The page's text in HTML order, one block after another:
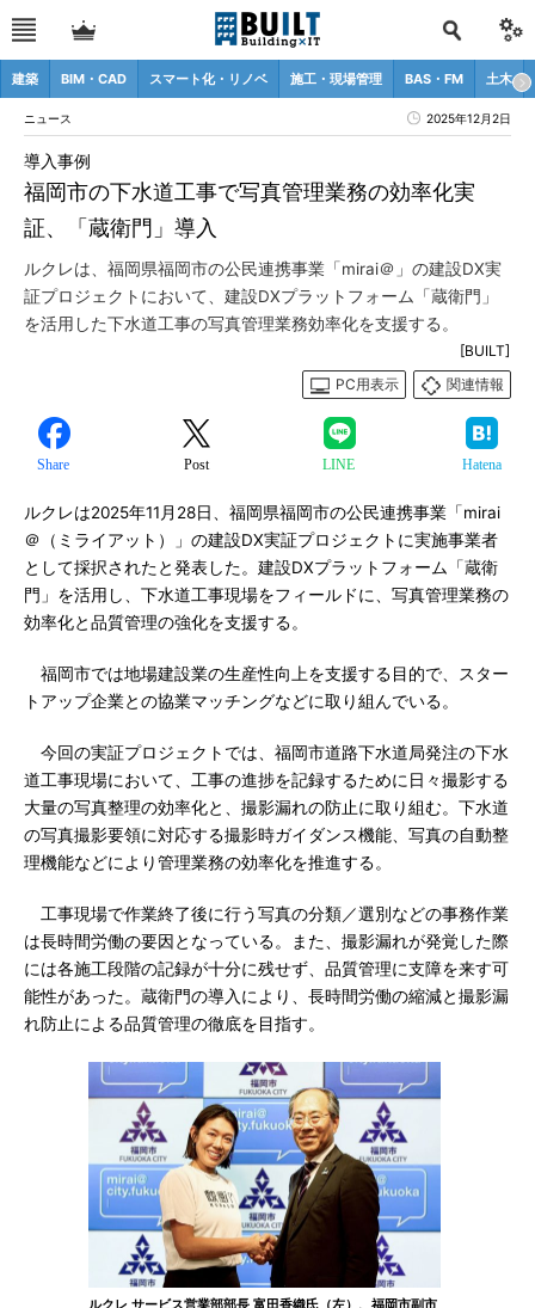
建築 BIM・CAD スマート化・リノベ 施工・現場管理 BAS・FM 土木
ニュース 2025年12月2日
福岡市の下水道工事で写真管理業務の効率化実
証、「蔵衛門」導入
導入事例
ルクレは、福岡県福岡市の公民連携事業「mirai＠」の建設DX実
証プロジェクトにおいて、建設DXプラットフォーム「蔵衛門」
を活用した下水道工事の写真管理業務効率化を支援する。
[BUILT]
PC用表示
関連情報
Share Post LINE Hatena
ルクレは2025年11月28日、福岡県福岡市の公民連携事業「mirai
＠（ミライアット）」の建設DX実証プロジェクトに実施事業者
として採択されたと発表した。建設DXプラットフォーム「蔵衛
門」を活用し、下水道工事現場をフィールドに、写真管理業務の
効率化と品質管理の強化を支援する。
福岡市では地場建設業の生産性向上を支援する目的で、スター
トアップ企業との協業マッチングなどに取り組んでいる。
今回の実証プロジェクトでは、福岡市道路下水道局発注の下水
道工事現場において、工事の進捗を記録するために日々撮影する
大量の写真整理の効率化と、撮影漏れの防止に取り組む。下水道
の写真撮影要領に対応する撮影時ガイダンス機能、写真の自動整
理機能などにより管理業務の効率化を推進する。
工事現場で作業終了後に行う写真の分類／選別などの事務作業
は長時間労働の要因となっている。また、撮影漏れが発覚した際
には各施工段階の記録が十分に残せず、品質管理に支障を来す可
能性があった。蔵衛門の導入により、長時間労働の縮減と撮影漏
れ防止による品質管理の徹底を目指す。
ルクレ サービス営業部部長 富田香織氏（左）、福岡市副市